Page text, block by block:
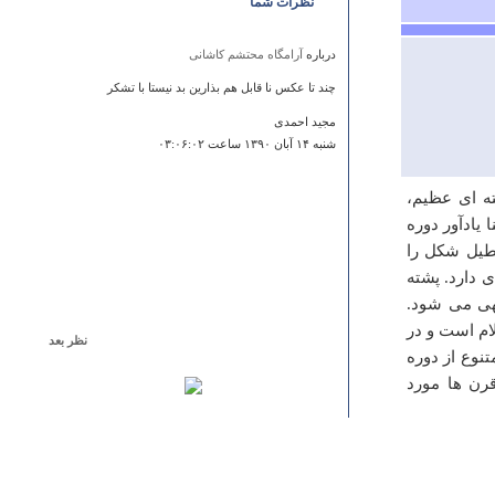
درباره آرامگاه محتشم کاشانی
چند تا عکس نا قابل هم بذارین بد نیستا با تشکر
مجید احمدی
شنبه ۱۴ آبان ۱۳۹۰ ساعت ۰۳:۰۶:۰۲
سلام ای کاش آدرس محلی اش را برامون میذاشتید .
نظر بعد
ای عظیم،
دوره
شکل را
دارد. پشته
می شود.
است و در
از دوره
ها مورد